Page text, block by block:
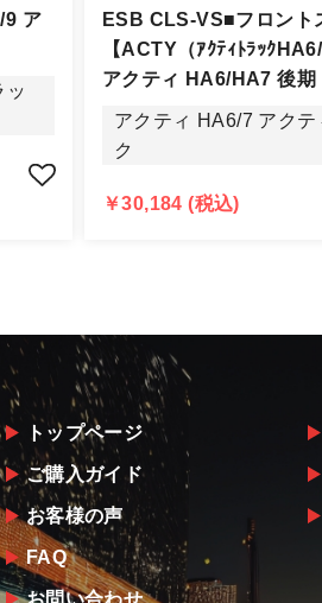
交換や返品は、理由を問わず一切
をお願いする場合もございますの
をご用意出来ない場合はご返金と
らず、ご返金は銀行振込となりま
9 ア
ッ
ESB CLS-VS■フロント
【ACTY（ｱｸﾃｨﾄﾗｯｸ
アクティ HA6/HA7 後期
アクティ HA6/7 アクテ
ク
￥30,184 (税込)
トップページ
ご購入ガイド
お客様の声
FAQ
お問い合わせ